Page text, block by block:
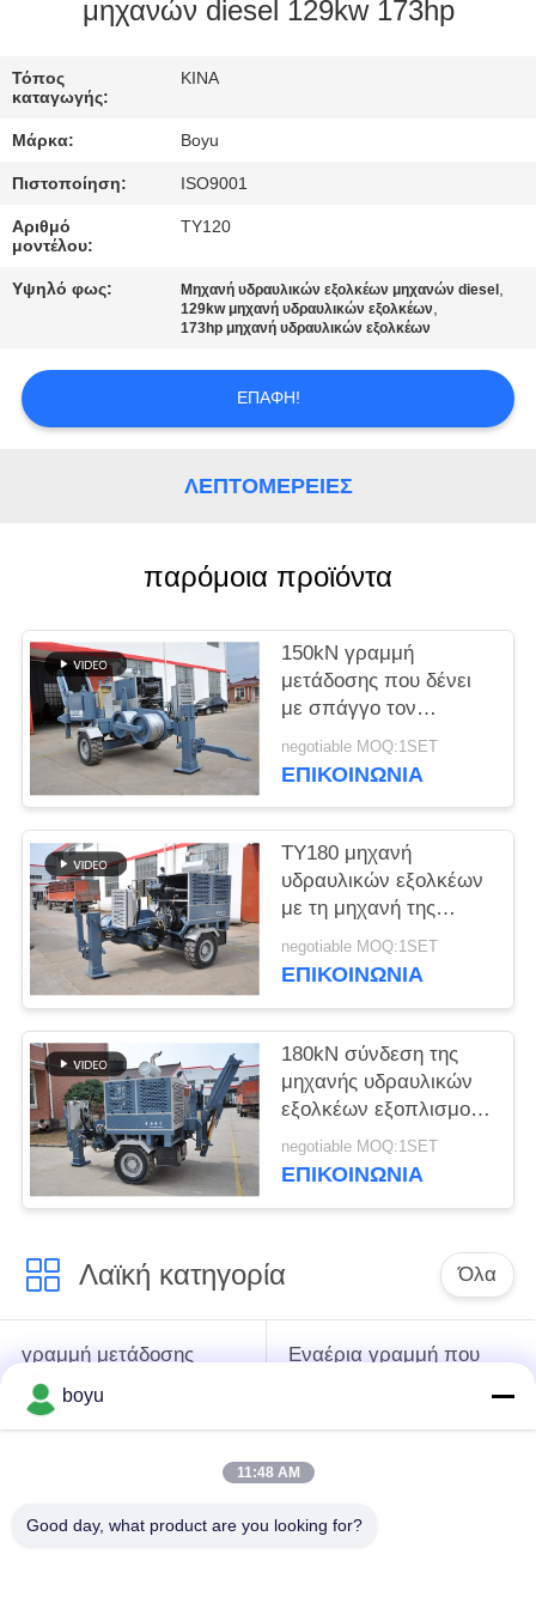
ΈΛΕΓΧΟΣ
ΜΑΣ
ΕΛΆΤΕ
ΕΠΑΦΉ
ΜΕ
ΈΝΑ
ΑΠΌΣΠΑΣΜΑ
PRIVACY
POLICY
μηχανών diesel 129kw 173hp
Τόπος
καταγωγής:
ΚΙΝΑ
Μάρκα: Boyu
Πιστοποίηση: ISO9001
Αριθμό
μοντέλου:
TY120
Υψηλό φως: Μηχανή υδραυλικών εξολκέων μηχανών diesel ,
129kw μηχανή υδραυλικών εξολκέων,
173hp μηχανή υδραυλικών εξολκέων
ΕΠΑΦΉ!
ΛΕΠΤΟΜΈΡΕΙΕΣ
παρόμοια προϊόντα
150kN γραμμή
μετάδοσης που δένει
με σπάγγο τον
υδραυλικό εξολκέα
1400 R/Min
negotiable MOQ:1SET
ΕΠΙΚΟΙΝΩΝΊΑ
TY180 μηχανή
υδραυλικών εξολκέων
με τη μηχανή της
Cummins για την
εναέρια γραμμή
negotiable MOQ:1SET
ΕΠΙΚΟΙΝΩΝΊΑ
180kN σύνδεση της
μηχανής υδραυλικών
εξολκέων εξοπλισμού
για τη γραμμή
μετάδοσης
negotiable MOQ:1SET
ΕΠΙΚΟΙΝΩΝΊΑ
Λαϊκή κατηγορία Όλα
γραμμή μετάδοσης
που δένει με σπάγγο
τον εξοπλισμό
Εναέρια γραμμή που
εξοπλισμό
συστροφής
boyu
11:48 AM
Good day, what product are you looking for?